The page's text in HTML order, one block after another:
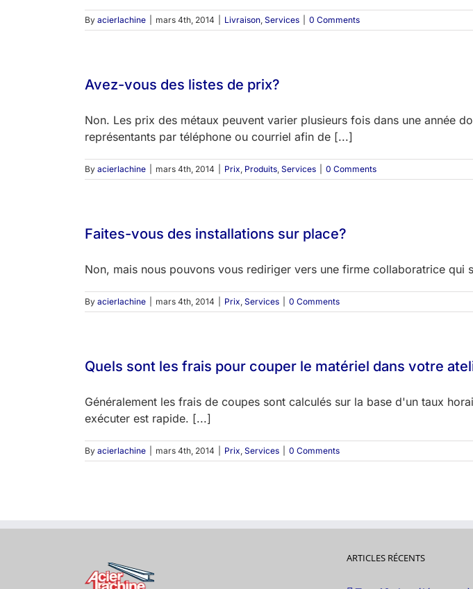
By acierlachine mars 4th, 2014 Livraison, Services 0 Comments
Avez-vous des listes de prix?
Non. Les prix des métaux peuvent varier plusieurs fois dans une année
représentants par téléphone ou courriel afin de [...]
By acierlachine mars 4th, 2014 Prix, Produits, Services 0 Comments
Faites-vous des installations sur place?
Non, mais nous pouvons vous rediriger vers une firme collaboratrice qui
By acierlachine mars 4th, 2014 Prix, Services 0 Comments
Quels sont les frais pour couper le matériel dans votre
Généralement les frais de coupes sont calculés sur la base d'un taux
exécuter est rapide. [...]
By acierlachine mars 4th, 2014 Prix, Services 0 Comments
ARTICLES RÉCENTS